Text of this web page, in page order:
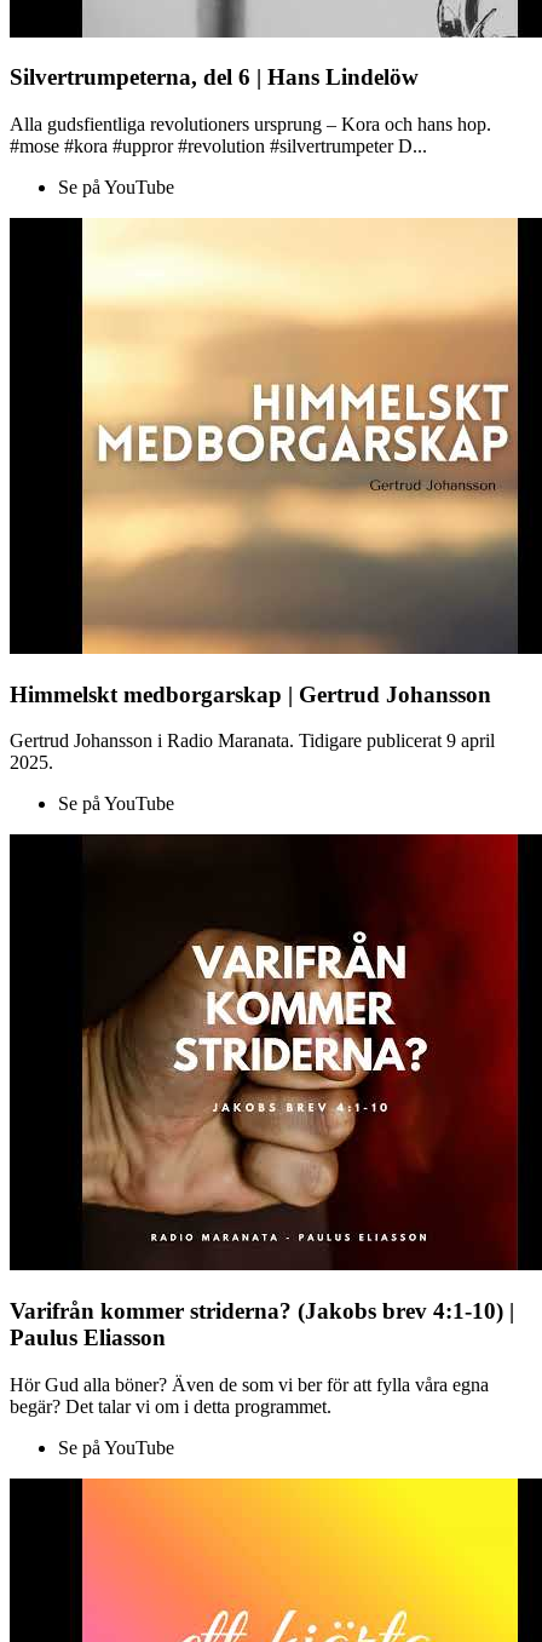
Silvertrumpeterna, del 6 | Hans Lindelöw
Alla gudsfientliga revolutioners ursprung – Kora och hans hop.
#mose #kora #uppror #revolution #silvertrumpeter D...
Se på YouTube
Himmelskt medborgarskap | Gertrud Johansson
Gertrud Johansson i Radio Maranata. Tidigare publicerat 9 april
2025.
Se på YouTube
Varifrån kommer striderna? (Jakobs brev 4:1-10) |
Paulus Eliasson
Hör Gud alla böner? Även de som vi ber för att fylla våra egna
begär? Det talar vi om i detta programmet.
Se på YouTube